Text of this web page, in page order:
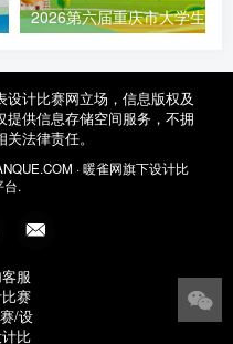
计比赛网立场，信息版权及
供信息存储空间服务，不拥
法律责任。
·暖雀网旗下设计比
台.